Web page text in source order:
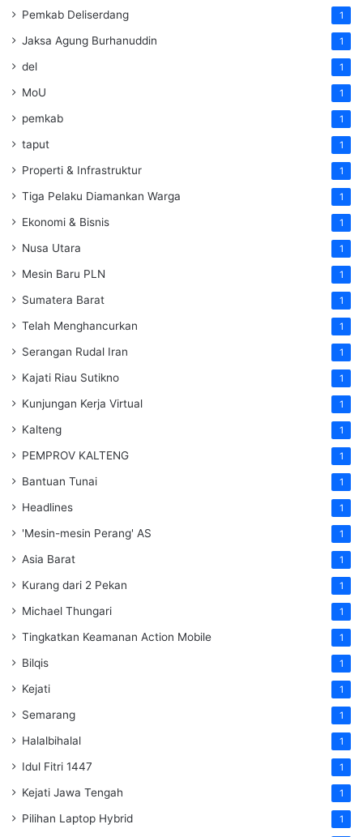
Pemkab Deliserdang 1
Jaksa Agung Burhanuddin 1
del 1
MoU 1
pemkab 1
taput 1
Properti & Infrastruktur 1
Tiga Pelaku Diamankan Warga 1
Ekonomi & Bisnis 1
Nusa Utara 1
Mesin Baru PLN 1
Sumatera Barat 1
Telah Menghancurkan 1
Serangan Rudal Iran 1
Kajati Riau Sutikno 1
Kunjungan Kerja Virtual 1
Kalteng 1
PEMPROV KALTENG 1
Bantuan Tunai 1
Headlines 1
'Mesin-mesin Perang' AS 1
Asia Barat 1
Kurang dari 2 Pekan 1
Michael Thungari 1
Tingkatkan Keamanan Action Mobile 1
Bilqis 1
Kejati 1
Semarang 1
Halalbihalal 1
Idul Fitri 1447 1
Kejati Jawa Tengah 1
Pilihan Laptop Hybrid 1